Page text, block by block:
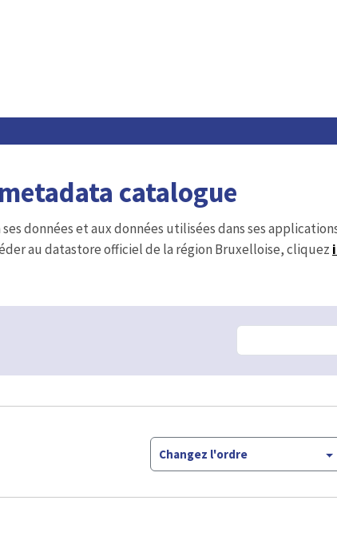
catalogue
données et aux données utilisées dans ses
au datastore officiel de la région Bruxelloise, cliquez
Changez l'ordre